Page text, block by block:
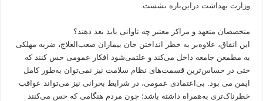
وزارت بهداشت دراین‌باره نشست.
متخصصان متعهد و مراکز معتبر چه تاوانی باید بعد دهند؟
این اتفاق، علاوه‌بر به خطر انداختن جان بیماران صعب‌العلاج، ضربه مهلکی
به مطمعن جامعه داخل می‌کند و علتمی‌شود افکار عمومی حس کنند که
حتی در حساس‌ترین قسمت‌های نظام سلامت نیز نمی‌توان به‌طور کامل
ایمن می بود. بی‌اعتمادی عمومی، در شرایط بحرانی نیز می‌تواند عواقب
خطرناک‌تری به‌همراه داشته باشد؛ چون مردم هنگامی که حس می‌کنند